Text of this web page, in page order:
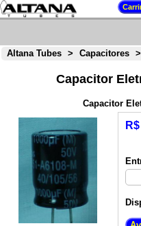
Altana Tubes > Capacitores >
Capacitor
Capacitor